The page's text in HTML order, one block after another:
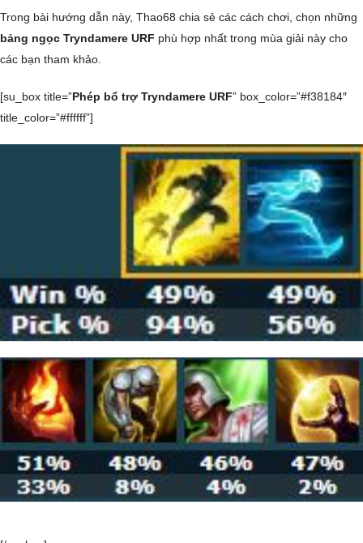
Trong bài hướng dẫn này, Thao68 chia sẻ các cách chơi, chọn những
bảng ngọc Tryndamere URF phù hợp nhất trong mùa giải này cho
các bạn tham khảo.
[su_box title=”Phép bổ trợ Tryndamere URF” box_color=”#f38184″
title_color=”#ffffff”]